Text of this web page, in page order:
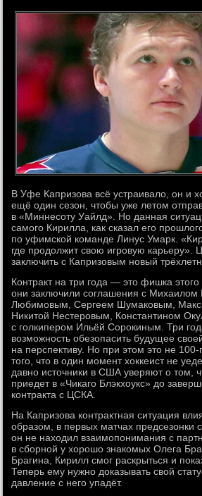
В Уфе Капризова всё устраивало, он и
ещё один сезон, чтобы уже летом
в «Миннесоту Уайлд». Но данная
самого Кирилла, как сказал его
по уфимской команде Линус Умарк.
где продолжит свою игровую карьеру».
заключить с Капризовым новый
Контракт на три года — это фишка
они заключили соглашения с Михаилом
Любимовым, Сергеем Шумаковым,
Никитой Нестеровым, Константином
с голкипером Ильёй Сорокиным. Три
возможность обезопасить будущее
на перспективу. Но при этом это не
того, что в один момент хоккеист не
давно источники в США уверяют о том,
приедет в «Чикаго Блэкхоукс» до
контракта с ЦСКА.
На Капризова контрактная ситуация
образом, в первых матчах предсезонки
он не находил взаимопонимания с
в сборной у хорошо знакомых Олега
Брагина, Кирилл смог раскрыться и
Теперь ему нужно доказывать свой
давление с него упадёт.